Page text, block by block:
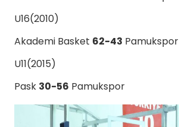
U16(2010)
Akademi Basket 62-43 Pamukspor
U11(2015)
Pask 30-56 Pamukspor